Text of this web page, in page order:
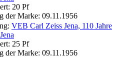
20 Pf
der Marke: 09.11.1956
VEB Carl Zeiss Jena, 110 Jahre
25 Pf
der Marke: 09.11.1956